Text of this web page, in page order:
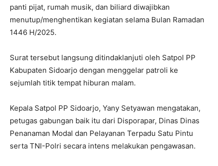
panti pijat, rumah musik, dan biliard diwajibkan
menutup/menghentikan kegiatan selama Bulan Ramadan
1446 H/2025.
Surat tersebut langsung ditindaklanjuti oleh Satpol PP
Kabupaten Sidoarjo dengan menggelar patroli ke
sejumlah titik tempat hiburan malam.
Kepala Satpol PP Sidoarjo, Yany Setyawan mengatakan,
petugas gabungan baik itu dari Disporapar, Dinas Dinas
Penanaman Modal dan Pelayanan Terpadu Satu Pintu
serta TNI-Polri secara intens melakukan pengawasan.